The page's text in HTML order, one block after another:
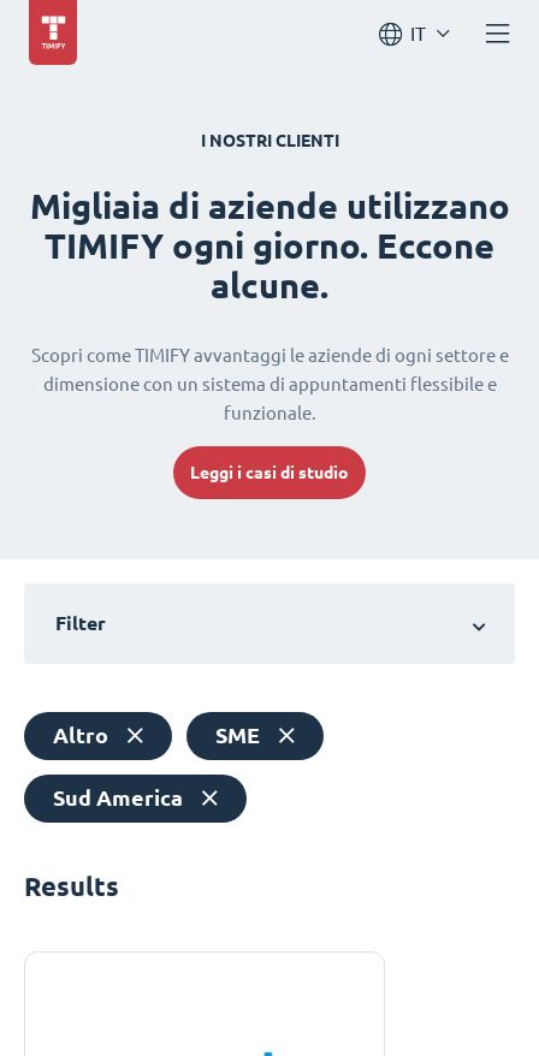
IT
I NOSTRI CLIENTI
Migliaia di aziende utilizzano
TIMIFY ogni giorno. Eccone
alcune.
Scopri come TIMIFY avvantaggi le aziende di ogni settore e
dimensione con un sistema di appuntamenti flessibile e
funzionale.
Leggi i casi di studio
Filter
Altro SME
Sud America
Results